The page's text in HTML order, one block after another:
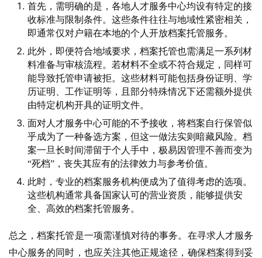
首先，需明确的是，各地人才服务中心均设有特定的接
收标准与限制条件。这些条件往往与地域性紧密相关，
即通常仅对户籍在本地的个人开放档案托管服务。
此外，即便符合地域要求，档案托管也需满足一系列材
料准备与审核流程。若材料不全或不符合规定，同样可
能导致托管申请被拒。这些材料可能包括身份证明、学
历证明、工作证明等，且部分特殊情况下还需额外提供
由特定机构开具的证明文件。
面对人才服务中心可能的不予接收，将档案自行保管似
乎成为了一种备选方案，但这一做法实则暗藏风险。档
案一旦长时间滞留于个人手中，极易因管理不善而变为
“死档”，丧失其应有的法律效力与参考价值。
此时，专业的档案服务机构便成为了值得考虑的选项。
这些机构通常具备国家认可的营业资质，能够提供安
全、高效的档案托管服务。
总之，档案托管是一项需谨慎对待的事务。在寻求人才服务
中心服务的同时，也应关注其他正规途径，确保档案得到妥